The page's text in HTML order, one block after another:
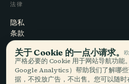
法律
隐私
条款
Cookie 设置
注销账户
关于 Cookie 的一点小请求。
严格必要的 Cookie 用于网站导航功能
Google Analytics）帮助我们了解哪
据，不投放广告，不出售。您可以随时